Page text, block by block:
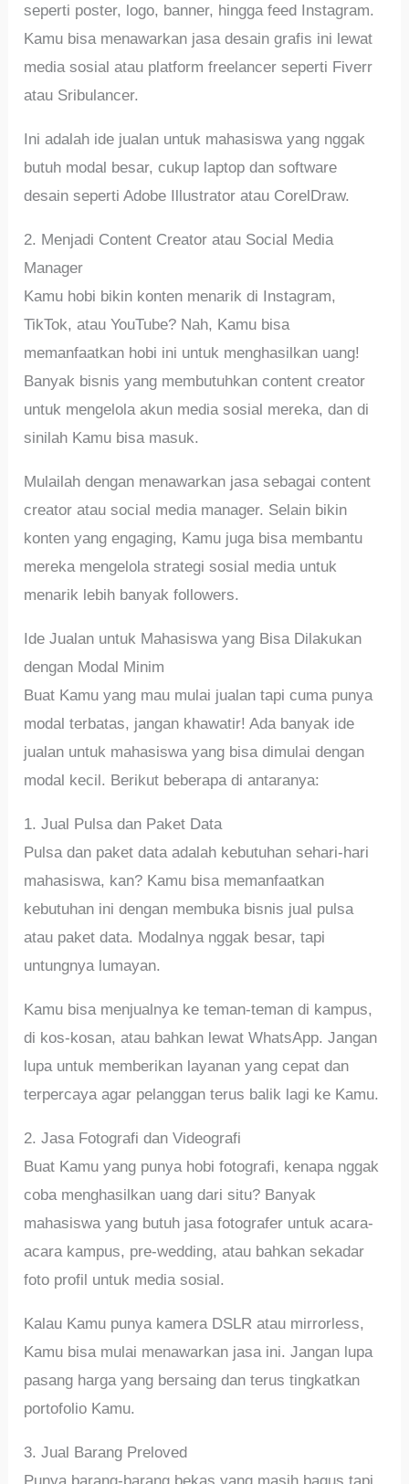
seperti poster, logo, banner, hingga feed Instagram.
Kamu bisa menawarkan jasa desain grafis ini lewat
media sosial atau platform freelancer seperti Fiverr
atau Sribulancer.
Ini adalah ide jualan untuk mahasiswa yang nggak
butuh modal besar, cukup laptop dan software
desain seperti Adobe Illustrator atau CorelDraw.
2. Menjadi Content Creator atau Social Media
Manager
Kamu hobi bikin konten menarik di Instagram,
TikTok, atau YouTube? Nah, Kamu bisa
memanfaatkan hobi ini untuk menghasilkan uang!
Banyak bisnis yang membutuhkan content creator
untuk mengelola akun media sosial mereka, dan di
sinilah Kamu bisa masuk.
Mulailah dengan menawarkan jasa sebagai content
creator atau social media manager. Selain bikin
konten yang engaging, Kamu juga bisa membantu
mereka mengelola strategi sosial media untuk
menarik lebih banyak followers.
Ide Jualan untuk Mahasiswa yang Bisa Dilakukan
dengan Modal Minim
Buat Kamu yang mau mulai jualan tapi cuma punya
modal terbatas, jangan khawatir! Ada banyak ide
jualan untuk mahasiswa yang bisa dimulai dengan
modal kecil. Berikut beberapa di antaranya:
1. Jual Pulsa dan Paket Data
Pulsa dan paket data adalah kebutuhan sehari-hari
mahasiswa, kan? Kamu bisa memanfaatkan
kebutuhan ini dengan membuka bisnis jual pulsa
atau paket data. Modalnya nggak besar, tapi
untungnya lumayan.
Kamu bisa menjualnya ke teman-teman di kampus,
di kos-kosan, atau bahkan lewat WhatsApp. Jangan
lupa untuk memberikan layanan yang cepat dan
terpercaya agar pelanggan terus balik lagi ke Kamu.
2. Jasa Fotografi dan Videografi
Buat Kamu yang punya hobi fotografi, kenapa nggak
coba menghasilkan uang dari situ? Banyak
mahasiswa yang butuh jasa fotografer untuk acara-
acara kampus, pre-wedding, atau bahkan sekadar
foto profil untuk media sosial.
Kalau Kamu punya kamera DSLR atau mirrorless,
Kamu bisa mulai menawarkan jasa ini. Jangan lupa
pasang harga yang bersaing dan terus tingkatkan
portofolio Kamu.
3. Jual Barang Preloved